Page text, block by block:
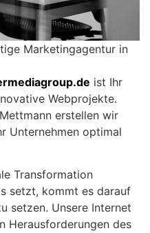
Marketingagentur in
ist Ihr
Webprojekte.
erstellen wir
Unternehmen optimal
Transformation
setzt, kommt es darauf
setzen. Unsere Internet
Herausforderungen des